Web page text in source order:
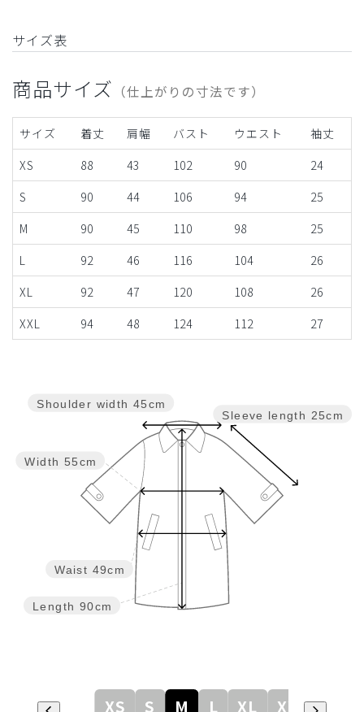
サイズ表
商品サイズ （仕上がりの寸法です）
サイズ 着丈 肩幅 バスト ウエスト
袖丈
XS
88 43 102 90
24
S
90 44 106 94
25
M
90 45 110 98
25
L
92 46 116 104
26
XL
92 47 120 108
26
XXL
94 48 124 112 27
Sleeve length 25cm
Length 90cm
Waist 49cm
Width 55cm
Shoulder width 45cm
XS S M L XL XXL